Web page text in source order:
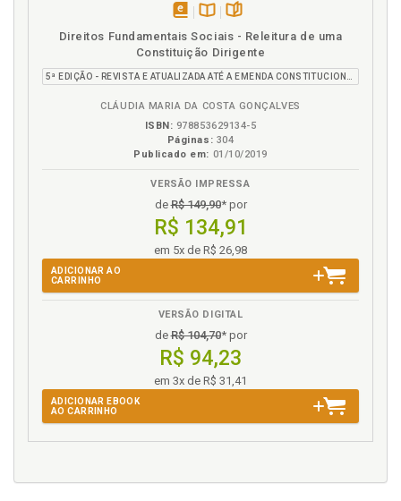
em
eBook
Disponível
na
páginas
Direitos Fundamentais Sociais - Releitura de uma
Constituição Dirigente
5ª EDIÇÃO - REVISTA E ATUALIZADA ATÉ A EMENDA CONSTITUCIONAL 101, DE 03.07.2019
CLÁUDIA MARIA DA COSTA GONÇALVES
ISBN: 978853629134-5
Páginas: 304
Publicado em: 01/10/2019
VERSÃO IMPRESSA
deR$ 149,90* por
R$ 134,91
em 5x de R$ 26,98
ADICIONAR AO
CARRINHO
VERSÃO DIGITAL
deR$ 104,70* por
R$ 94,23
em 3x de R$ 31,41
ADICIONAR EBOOK
AO CARRINHO